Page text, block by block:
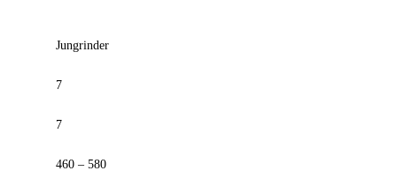
Jungrinder
7
7
460 – 580